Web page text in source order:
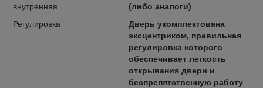
внутренняя
(либо аналоги)
Регулировка
Дверь укомплектована
эксцентриком, правильная
регулировка которого
обеспечивает легкость
открывания двери и
беспрепятственную работу